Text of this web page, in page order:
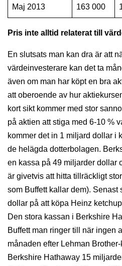
Maj 2013 163 000
Pris inte alltid relaterat till
En slutsats man kan dra är att
värdeinvesterare kan det ta
även om man har köpt en bra
att oberoende av hur
kort sikt kommer med stor
på aktien att stiga med 6-10 %
kommer det in 1 miljard dollar i
de helägda dotterbolagen.
en kassa på 49 miljarder dollar
är givetvis att hitta tillräckligt
som Buffett kallar dem). Senast
dollar på att köpa Heinz
Den stora kassan i Berkshire
Buffett man ringer till när ingen
månaden efter Lehman
Berkshire Hathaway 15